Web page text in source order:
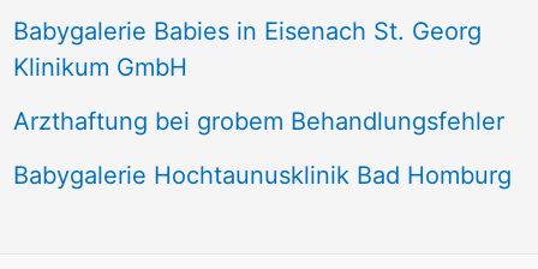
Babygalerie Babies in Eisenach St. Georg
Klinikum GmbH
Arzthaftung bei grobem Behandlungsfehler
Babygalerie Hochtaunusklinik Bad Homburg